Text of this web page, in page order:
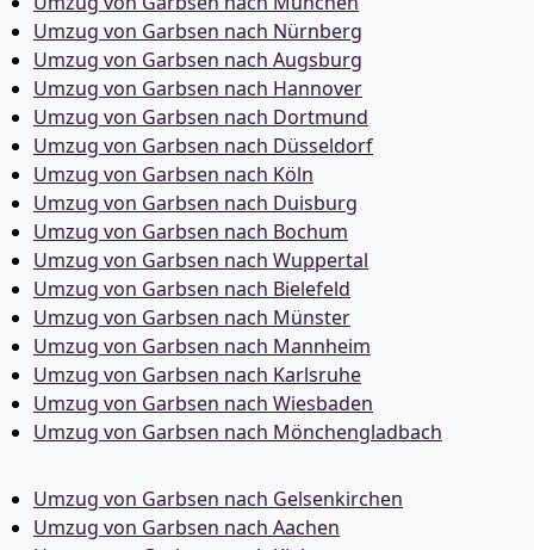
Umzug von Garbsen nach Nürnberg
Umzug von Garbsen nach Augsburg
Umzug von Garbsen nach Hannover
Umzug von Garbsen nach Dortmund
Umzug von Garbsen nach Düsseldorf
Umzug von Garbsen nach Köln
Umzug von Garbsen nach Duisburg
Umzug von Garbsen nach Bochum
Umzug von Garbsen nach Wuppertal
Umzug von Garbsen nach Bielefeld
Umzug von Garbsen nach Münster
Umzug von Garbsen nach Mannheim
Umzug von Garbsen nach Karlsruhe
Umzug von Garbsen nach Wiesbaden
Umzug von Garbsen nach Mönchen­gladbach
Umzug von Garbsen nach Gelsenkirchen
Umzug von Garbsen nach Aachen